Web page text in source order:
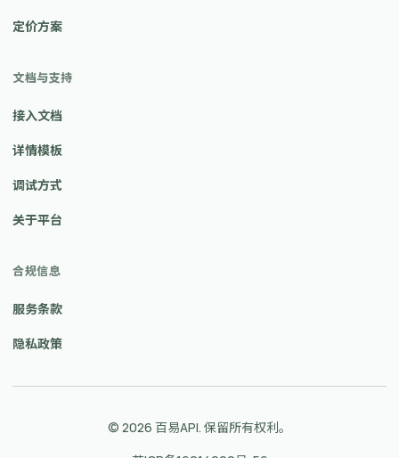
定价方案
文档与支持
接入文档
详情模板
调试方式
关于平台
合规信息
服务条款
隐私政策
© 2026 百易API. 保留所有权利。